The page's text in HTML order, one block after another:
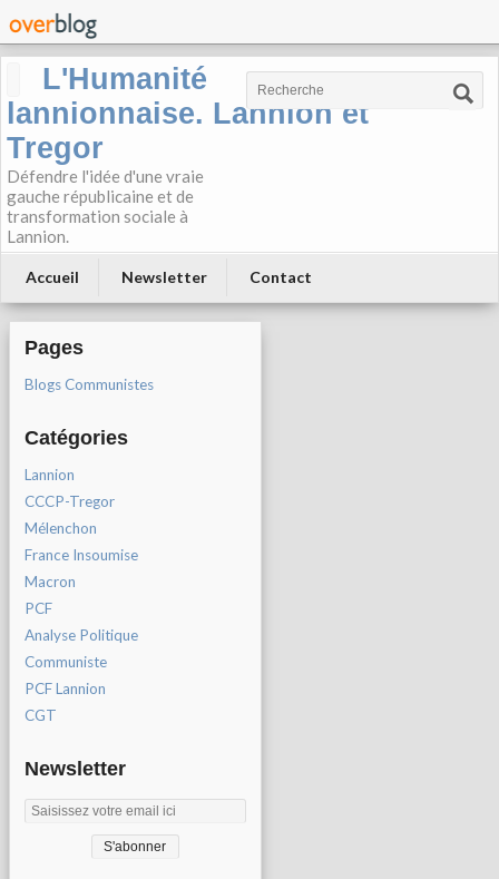
L'Humanité
lannionnaise. Lannion et
Tregor
Défendre l'idée d'une vraie
gauche républicaine et de
transformation sociale à
Lannion.
Accueil Newsletter Contact
Pages
Blogs Communistes
Catégories
Lannion
CCCP-Tregor
Mélenchon
France Insoumise
Macron
PCF
Analyse Politique
Communiste
PCF Lannion
CGT
Newsletter